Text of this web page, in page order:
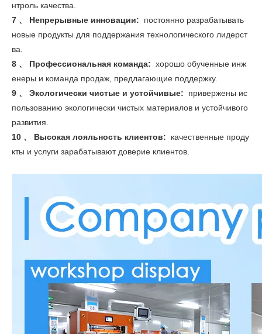
нтроль качества.
7 、 Непрерывные инновации: постоянно разрабатывать
новые продукты для поддержания технологического лидерст
ва.
8 、 Профессиональная команда: хорошо обученные инж
енеры и команда продаж, предлагающие поддержку.
9 、 Экологически чистые и устойчивые: привержены ис
пользованию экологически чистых материалов и устойчивого
развития.
10 、 Высокая лояльность клиентов: качественные проду
кты и услуги зарабатывают доверие клиентов.